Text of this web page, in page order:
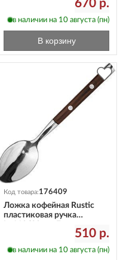
670 р.
в наличии на 10 августа (пн)
В корзину
Код товара:176409
Ложка кофейная Rustic
пластиковая ручка
510 р.
в наличии на 10 августа (пн)